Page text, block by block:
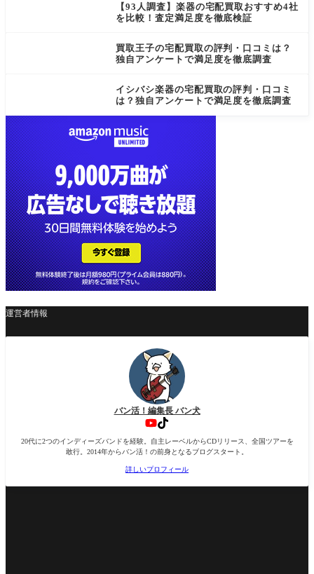
【93人調査】楽器の宅配買取おすすめ4社
を比較！査定満足度を徹底検証
買取王子の宅配買取の評判・口コミは？
独自アンケートで満足度を徹底調査
イシバシ楽器の宅配買取の評判・口コミ
は？独自アンケートで満足度を徹底調査
運営者情報
バン活！編集長 バン犬
20代に2つのインディーズバンドを経験。自主レーベルからCDリリース、全国ツアーを
敢行。2014年からバン活！の前身となるブログスタート。
詳しいプロフィール